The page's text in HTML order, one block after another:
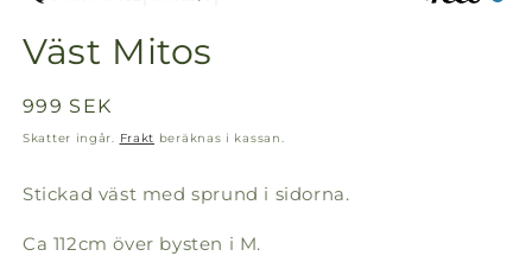
Väst Mitos
Ordinarie
pris
999 SEK
Skatter ingår. Frakt beräknas i kassan.
Stickad väst med sprund i sidorna.
Ca 112cm över bysten i M.